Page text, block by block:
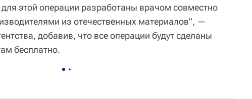
этой операции разработаны врачом совместно
из отечественных материалов", —
добавив, что все операции будут сделаны
бесплатно.